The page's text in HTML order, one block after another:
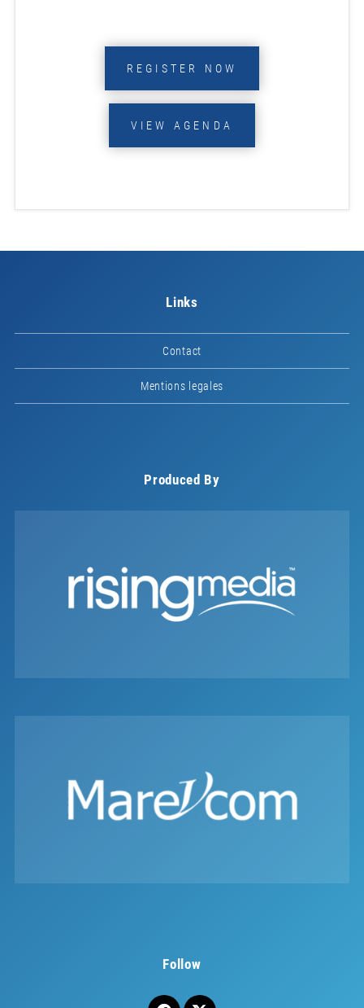
REGISTER NOW
VIEW AGENDA
Links
Contact
Mentions legales
Produced By
Follow